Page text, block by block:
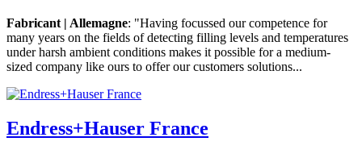
Fabricant | Allemagne: "Having focussed our competence for
many years on the fields of detecting filling levels and temperatures
under harsh ambient conditions makes it possible for a medium-
sized company like ours to offer our customers solutions...
Endress+Hauser France